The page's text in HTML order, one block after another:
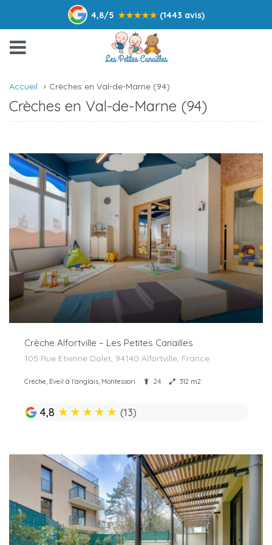
4,8/5 ★★★★★ (1443 avis)
Accueil Crèches en Val-de-Marne (94)
Crèches en Val-de-Marne (94)
Crèche Alfortville – Les Petites Canailles
105 Rue Etienne Dolet, 94140 Alfortville, France
Crèche, Eveil à l'anglais, Montessori 24 312 m2
4,8 ★★★★★ (13)